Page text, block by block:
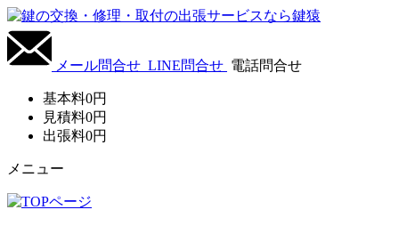
メール問合せ LINE問合せ 電話問合せ
基本料0円
見積料0円
出張料0円
メニュー